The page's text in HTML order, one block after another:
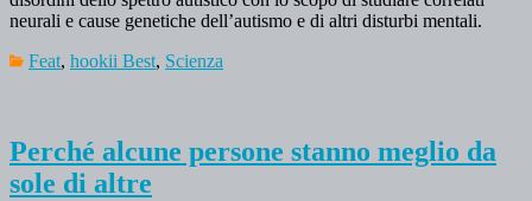
neurali e cause genetiche dell’autismo e di altri disturbi mentali.
Feat, hookii Best, Scienza
Perché alcune persone stanno meglio da
sole di altre